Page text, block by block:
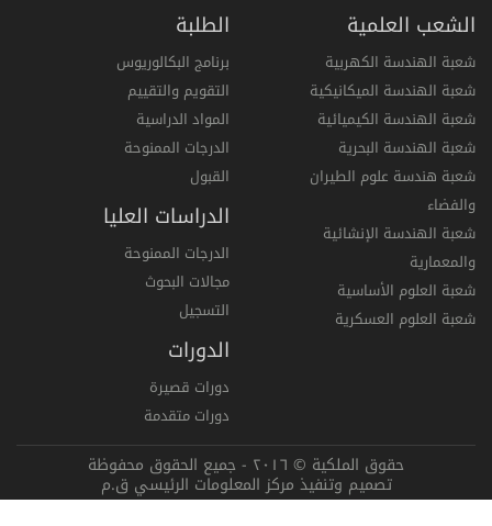
الشعب العلمية
شعبة الهندسة الكهربية
شعبة الهندسة الميكانيكية
شعبة الهندسة الكيميائية
شعبة الهندسة البحرية
شعبة هندسة علوم الطيران
والفضاء
شعبة الهندسة الإنشائية
والمعمارية
شعبة العلوم الأساسية
شعبة العلوم العسكرية
الطلبة
برنامج البكالوريوس
التقويم والتقييم
المواد الدراسية
الدرجات الممنوحة
القبول
الدراسات العليا
الدرجات الممنوحة
مجالات البحوث
التسجيل
الدورات
دورات قصيرة
دورات متقدمة
حقوق الملكية © ٢٠١٦ - جميع الحقوق محفوظة
تصميم وتنفيذ مركز المعلومات الرئيسي ق.م